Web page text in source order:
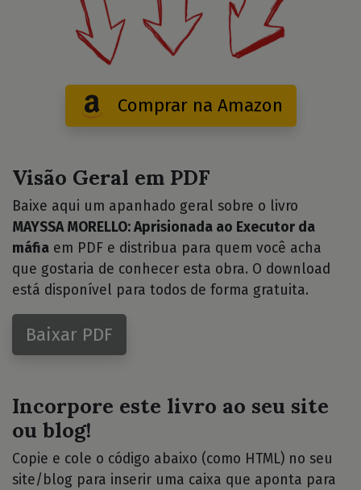
Comprar na Amazon
Visão Geral em PDF
Baixe aqui um apanhado geral sobre o livro
MAYSSA MORELLO: Aprisionada ao Executor da
máfia em PDF e distribua para quem você acha
que gostaria de conhecer esta obra. O download
está disponível para todos de forma gratuita.
Baixar PDF
Incorpore este livro ao seu site
ou blog!
Copie e cole o código abaixo (como HTML) no seu
site/blog para inserir uma caixa que aponta para